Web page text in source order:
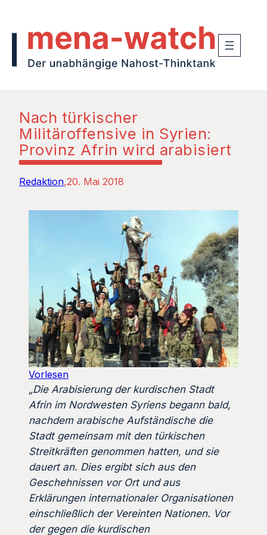
Nach türkischer
Militäroffensive in Syrien:
Provinz Afrin wird arabisiert
Redaktion 20. Mai 2018
Vorlesen
„Die Arabisierung der kurdischen Stadt
Afrin im Nordwesten Syriens begann bald,
nachdem arabische Aufständische die
Stadt gemeinsam mit den türkischen
Streitkräften genommen hatten, und sie
dauert an. Dies ergibt sich aus den
Geschehnissen vor Ort und aus
Erklärungen internationaler Organisationen
einschließlich der Vereinten Nationen. Vor
der gegen die kurdischen